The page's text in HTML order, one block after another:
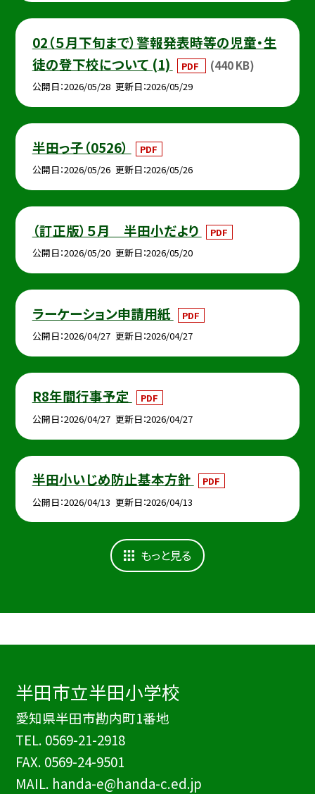
02（５月下旬まで）警報発表時等の児童・生
徒の登下校について (1)
PDF (440 KB)
公開日 2026/05/28 更新日 2026/05/29
半田っ子（0526）
PDF
公開日 2026/05/26 更新日 2026/05/26
（訂正版）５月 半田小だより
PDF
公開日 2026/05/20 更新日 2026/05/20
ラーケーション申請用紙
PDF
公開日 2026/04/27 更新日 2026/04/27
R8年間行事予定
PDF
公開日 2026/04/27 更新日 2026/04/27
半田小いじめ防止基本方針
PDF
公開日 2026/04/13 更新日 2026/04/13
もっと見る
半田市立半田小学校
愛知県半田市勘内町1番地
TEL. 0569-21-2918
FAX. 0569-24-9501
MAIL. handa-e@handa-c.ed.jp